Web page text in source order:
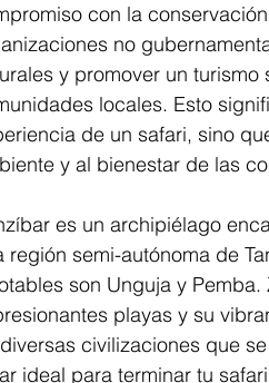
con la
no
y promover un
locales. Esto
de un safari, sino
y al bienestar de las
es un archipiélago
región semi-autónoma de
son Unguja y
playas y su
civilizaciones que
ideal para terminar tu